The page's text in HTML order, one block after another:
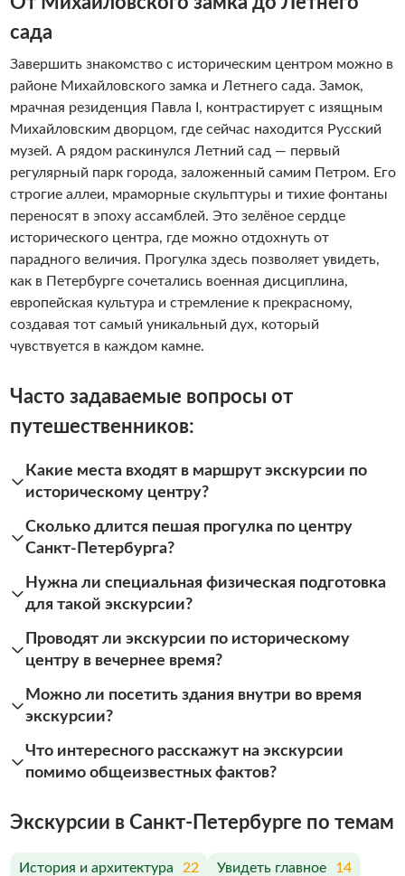
сада
Завершить знакомство с историческим центром можно в
районе Михайловского замка и Летнего сада. Замок,
мрачная резиденция Павла I, контрастирует с изящным
Михайловским дворцом, где сейчас находится Русский
музей. А рядом раскинулся Летний сад — первый
регулярный парк города, заложенный самим Петром. Его
строгие аллеи, мраморные скульптуры и тихие фонтаны
переносят в эпоху ассамблей. Это зелёное сердце
исторического центра, где можно отдохнуть от
парадного величия. Прогулка здесь позволяет увидеть,
как в Петербурге сочетались военная дисциплина,
европейская культура и стремление к прекрасному,
создавая тот самый уникальный дух, который
чувствуется в каждом камне.
Часто задаваемые вопросы от
путешественников:
Какие места входят в маршрут экскурсии по
историческому центру?
Сколько длится пешая прогулка по центру
Санкт-Петербурга?
Нужна ли специальная физическая подготовка
для такой экскурсии?
Проводят ли экскурсии по историческому
центру в вечернее время?
Можно ли посетить здания внутри во время
экскурсии?
Что интересного расскажут на экскурсии
помимо общеизвестных фактов?
Экскурсии в Санкт-Петербурге по темам
История и архитектура 22 Увидеть главное 14